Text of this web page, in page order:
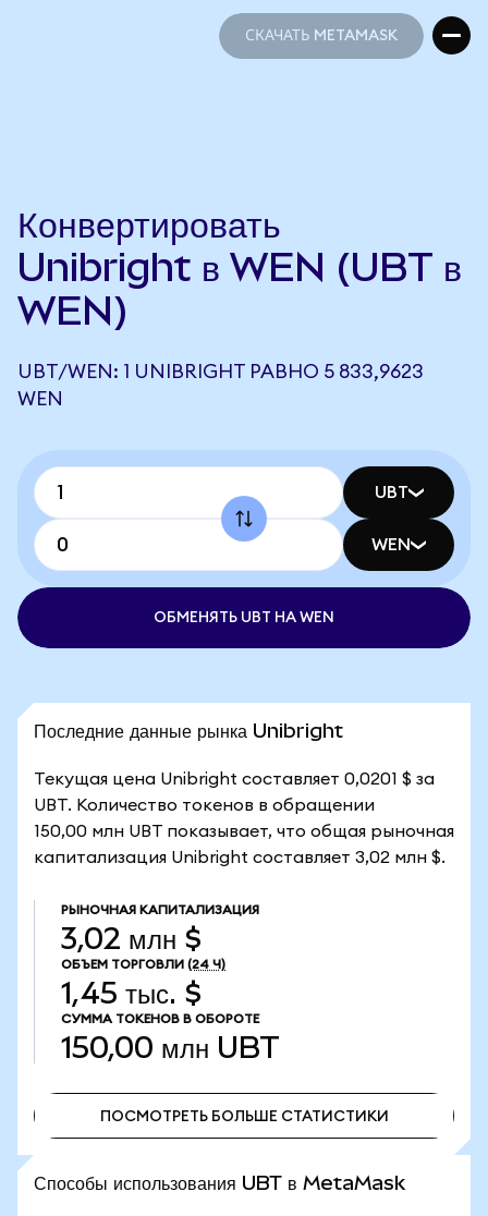
СКАЧАТЬ METAMASK
Конвертировать
Unibright в WEN (UBT в
WEN)
UBT/WEN: 1 UNIBRIGHT РАВНО 5 833,9623
WEN
UBT
WEN
ОБМЕНЯТЬ UBT НА WEN
Последние данные рынка Unibright
Текущая цена Unibright составляет 0,0201 $ за
UBT. Количество токенов в обращении
150,00 млн UBT показывает, что общая рыночная
капитализация Unibright составляет 3,02 млн $.
РЫНОЧНАЯ КАПИТАЛИЗАЦИЯ
3,02 млн $
ОБЪЕМ ТОРГОВЛИ (24 Ч)
1,45 тыс. $
СУММА ТОКЕНОВ В ОБОРОТЕ
150,00 млн UBT
ПОСМОТРЕТЬ БОЛЬШЕ СТАТИСТИКИ
Способы использования UBT в MetaMask